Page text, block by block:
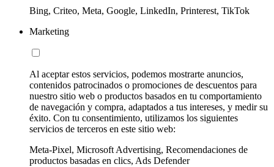
Bing, Criteo, Meta, Google, LinkedIn, Printerest, TikTok
Marketing
Al aceptar estos servicios, podemos mostrarte anuncios,
contenidos patrocinados o promociones de descuentos para
nuestro sitio web o productos basados en tu comportamiento
de navegación y compra, adaptados a tus intereses, y medir su
éxito. Con tu consentimiento, utilizamos los siguientes
servicios de terceros en este sitio web:
Meta-Pixel, Microsoft Advertising, Recomendaciones de
productos basadas en clics, Ads Defender